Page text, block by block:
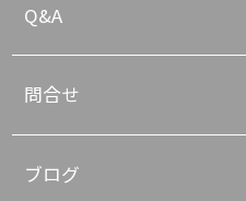
Q&A
問合せ
ブログ